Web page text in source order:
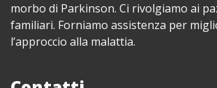
morbo di Parkinson. Ci rivolgiamo ai
familiari. Forniamo assistenza per
l’approccio alla malattia.